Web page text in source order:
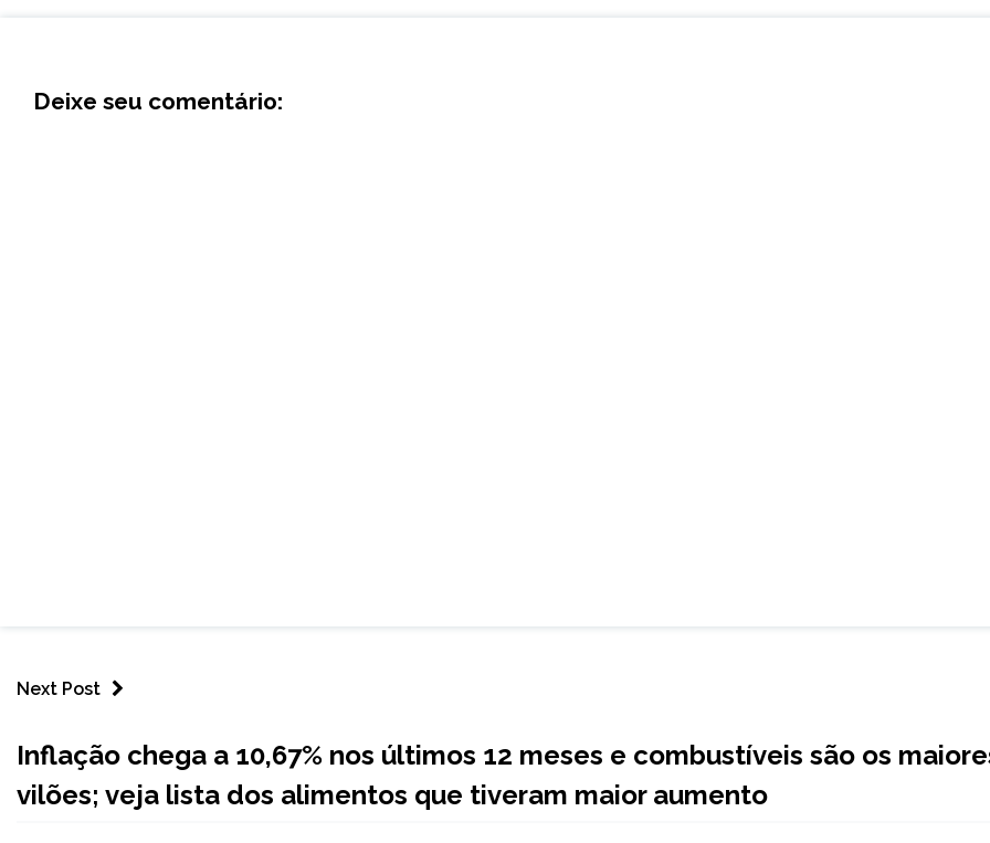
Deixe seu comentário:
Next Post
NOTÍCIAS
Inflação chega a 10,67% nos últimos 12 meses e combustíveis são os
vilões; veja lista dos alimentos que tiveram maior aumento